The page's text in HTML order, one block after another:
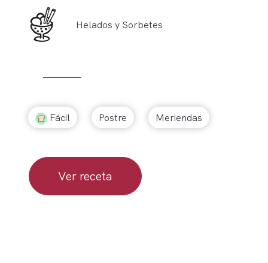
Helados y Sorbetes
Fácil Postre Meriendas
Ver receta